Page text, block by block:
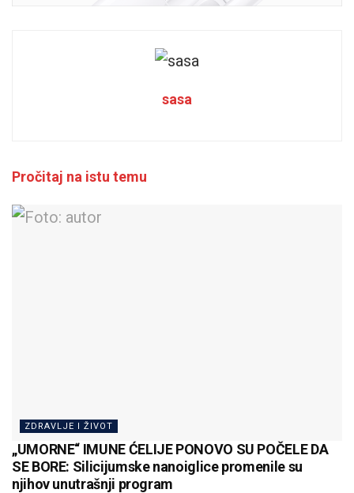
sasa
Pročitaj na istu temu
ZDRAVLJE I ŽIVOT
„UMORNE“ IMUNE ĆELIJE PONOVO SU POČELE DA
SE BORE: Silicijumske nanoiglice promenile su
njihov unutrašnji program